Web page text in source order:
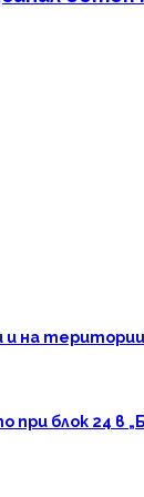
и на
блок 24 в